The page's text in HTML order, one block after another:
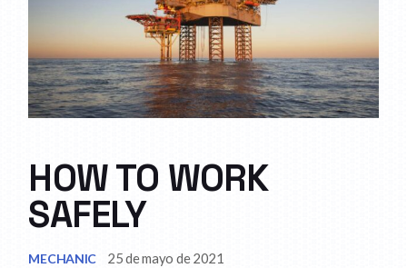
HOW TO WORK
SAFELY
MECHANIC 25 de mayo de 2021